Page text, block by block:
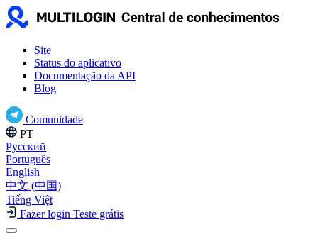
Site
Status do aplicativo
Documentação da API
Blog
Comunidade
PT
Русский
Português
English
中文 (中国)
Tiếng Việt
Fazer login Teste grátis